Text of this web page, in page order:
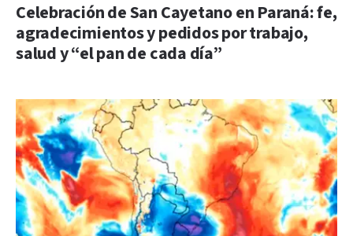
Celebración de San Cayetano en Paraná: fe,
agradecimientos y pedidos por trabajo,
salud y “el pan de cada día”